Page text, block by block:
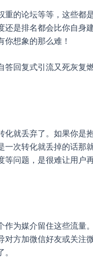
的论坛等等，这些都
是排名都会比你自身
想象的那么难！
回复式引流又死灰复
就丢弃了。如果你是
次转化就丢掉的话那
问题，是很难让用户
为媒介留住这些流量
方加微信好友或关注